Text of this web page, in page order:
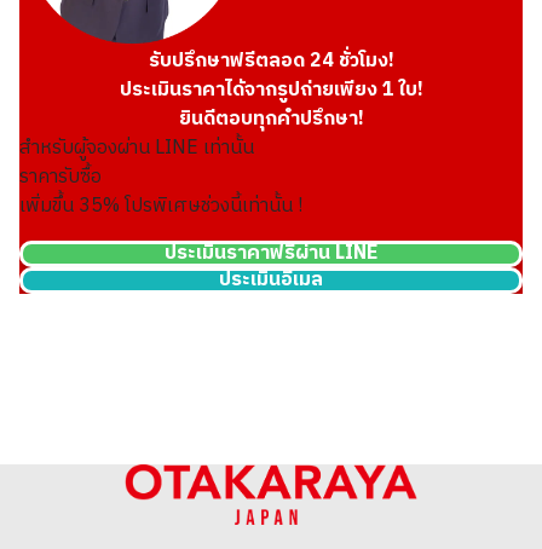
รับปรึกษาฟรีตลอด 24 ชั่วโมง!
ประเมินราคาได้จากรูปถ่ายเพียง 1 ใบ!
ยินดีตอบทุกคำปรึกษา!
สำหรับผู้จองผ่าน LINE เท่านั้น
ราคารับซื้อ
เพิ่มขึ้น35% โปรพิเศษช่วงนี้เท่านั้น !
ประเมินราคาฟรีผ่าน LINE
ประเมินอีเมล